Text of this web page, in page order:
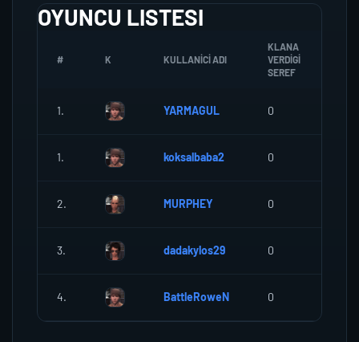
OYUNCU LISTESI
# K KULLANICI ADI
KLANA
VERDIGI
SEREF
1. YARMAGUL 0
1. koksalbaba2 0
2. MURPHEY 0
3. dadakylos29 0
4. BattleRoweN 0